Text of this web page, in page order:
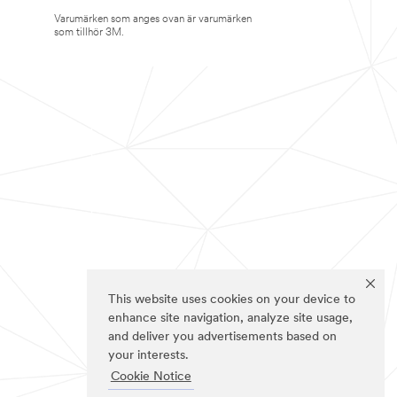
This website uses cookies on your device to
enhance site navigation, analyze site usage,
and deliver you advertisements based on
your interests.
Cookie Notice
Varumärken som anges ovan är varumärken
som tillhör 3M.